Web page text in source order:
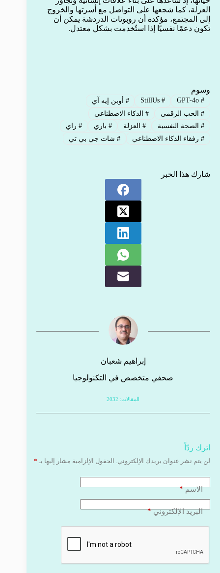
العزلة، كما شجعها على التواصل مع أسرتها والخروج
إلى المجتمع، مؤكدة أن روبوتات الدردشة يمكن أن
تكون دعمًا نفسيًا إذا استُخدمت بشكل معتدل.
وسوم
#
GPT-4o
#
StillUs
# أوبن إيه آي
#الحب الرقمي #الذكاء الاصطناعي
#الصحة النفسية #العزلة # باري # راي
#رفقاء الذكاء الاصطناعي #شات جي بي تي
شارك هذا الخبر
إبراهيم شعبان
صحفي متخصص في التكنولوجيا
المقالات: 2032
اترك ردّاً
لن يتم نشر عنوان بريدك الإلكتروني. الحقول الإلزامية مشار إليها بـ *
الاسم*
البريد الإلكتروني*